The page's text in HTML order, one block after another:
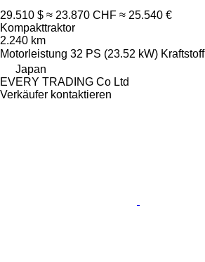
29.510 $ ≈ 23.870 CHF ≈ 25.540 €
Kompakttraktor
2.240 km
Motorleistung 32 PS (23.52 kW) Kraftstoff
Japan
EVERY TRADING Co Ltd
Verkäufer kontaktieren